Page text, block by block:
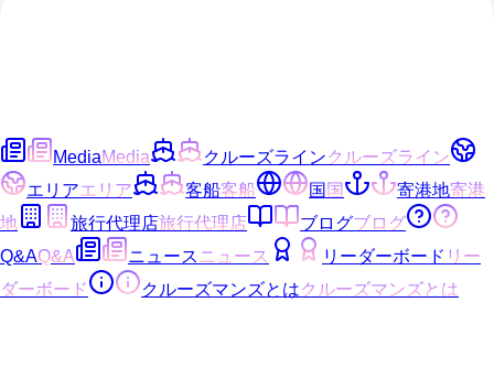
MediaMedia クルーズラインクルーズライン
エリアエリア 客船客船 国国 寄港地寄港
地
旅行代理店旅行代理店 ブログブログ
Q&AQ&A ニュース ニュース リーダーボード リー
ダーボード
クルーズマンズとはクルーズマンズとは